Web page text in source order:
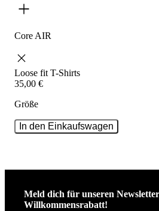
Core AIR
Loose fitT-Shirts
35,00 €
Größe
In den Einkaufswagen
Meld dich für unseren
Willkommensrabatt!